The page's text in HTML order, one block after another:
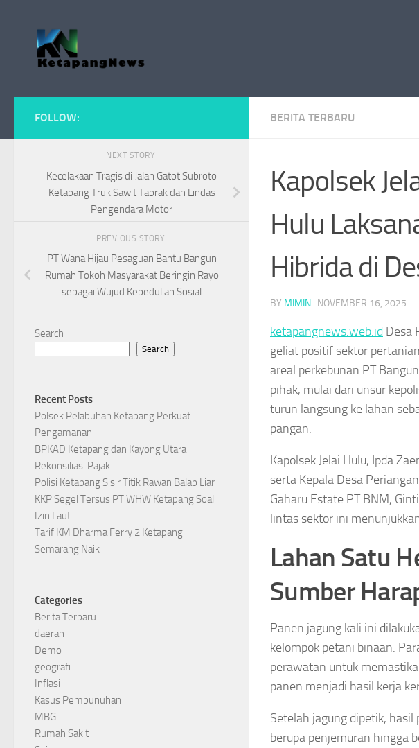
BERITA TERBARU
Kapolsek
Hulu
Hibrida di
BY MIMIN · NOVEMBER 16, 2025
ketapangnews.web.id Desa
geliat positif sektor
areal perkebunan PT
pihak, mulai dari unsur
turun langsung ke lahan
pangan.
Kapolsek Jelai Hulu, Ipda
serta Kepala Desa
Gaharu Estate PT BNM,
lintas sektor ini
Lahan Satu
Sumber
Panen jagung kali ini
kelompok petani binaan.
perawatan untuk
panen menjadi hasil kerja
Setelah jagung dipetik,
berupa penjemuran hingga
FOLLOW:
NEXT STORY
Kecelakaan Tragis di Jalan Gatot Subroto
Ketapang Truk Sawit Tabrak dan Lindas
Pengendara Motor
PREVIOUS STORY
PT Wana Hijau Pesaguan Bantu Bangun
Rumah Tokoh Masyarakat Beringin Rayo
sebagai Wujud Kepedulian Sosial
Search
Search
Recent Posts
Polsek Pelabuhan Ketapang Perkuat
Pengamanan
BPKAD Ketapang dan Kayong Utara
Rekonsiliasi Pajak
Polisi Ketapang Sisir Titik Rawan Balap Liar
KKP Segel Tersus PT WHW Ketapang Soal
Izin Laut
Tarif KM Dharma Ferry 2 Ketapang
Semarang Naik
Categories
Berita Terbaru
daerah
Demo
geografi
Inflasi
Kasus Pembunuhan
MBG
Rumah Sakit